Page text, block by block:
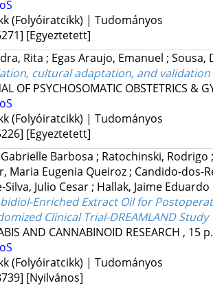
(Folyóiratcikk) | Tudományos
[Egyeztetett]
Rita ; Egas Araujo, Emanuel ; Sousa,
cultural adaptation, and
OF PSYCHOSOMATIC OBSTETRICS &
(Folyóiratcikk) | Tudományos
[Egyeztetett]
Barbosa ; Ratochinski, Rodrigo
Maria Eugenia Queiroz; Candido-dos-
Silva, Julio Cesar; Hallak, Jaime
Enriched Extract Oil for
Clinical Trial-DREAMLAND Study
AND CANNABINOID RESEARCH , 15
(Folyóiratcikk) | Tudományos
[Nyilvános]